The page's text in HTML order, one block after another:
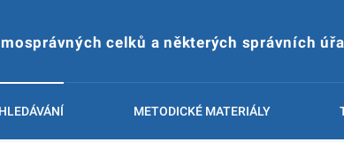
celků a některých správních
METODICKÉ MATERIÁLY